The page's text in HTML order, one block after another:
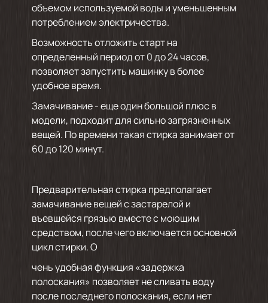
объемом используемой воды и уменьшенным
потреблением электричества.
Возможность отложить старт на
определенный период от 0 до 24 часов,
позволяет запустить машинку в более
удобное время.
Замачивание - еще один большой плюс в
модели, подходит для сильно загрязненных
вещей. По времени такая стирка занимает от
60 до 120 минут.
Предварительная стирка предполагает
замачивание вещей с застарелой и
въевшейся грязью вместе с моющим
средством, после чего включается основной
цикл стирки. О
чень удобная функция «задержка
полоскания» позволяет не сливать воду
после последнего полоскания, если нет